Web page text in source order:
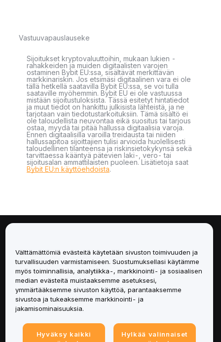
Vastuuvapauslauseke
Sijoitukset kryptovaluuttoihin, mukaan lukien -
rahakkeiden ja muiden digitaalisten varojen
ostaminen Bybit EU:ssa, sisältävät merkittävän
markkinariskin. Jos etsimäsi digitaalinen vara ei ole
tällä hetkellä saatavilla Bybit EU:ssa, se voi tulla
saataville myöhemmin. Bybit EU ei ole vastuussa
mistään sijoitustuloksista. Tässä esitetyt hintatiedot
ja muut tiedot on hankittu julkisista lähteistä, ja ne
tarjotaan vain tiedotustarkoituksiin. Tämä sisältö ei
ole taloudellista neuvontaa eikä suositus tai tarjous
ostaa, myydä tai pitää hallussa digitaalisia varoja.
Ennen digitaalisilla varoilla treidausta tai niiden
hallussapitoa sijoittajien tulisi arvioida huolellisesti
taloudellinen tilanteensa ja riskinsietokykynsä sekä
tarvittaessa kääntyä pätevien laki-, vero- tai
sijoitusalan ammattilaisten puoleen. Lisätietoja saat
Bybit EU:n käyttöehdoista.
Palvelut
Tuki
Tuotteet
Lakiasiat
Välttämättömiä evästeitä käytetään sivuston toimivuuden ja
turvallisuuden varmistamiseen. Suostumuksellasi käytämme
myös toiminnallisia, analytiikka-, markkinointi- ja sosiaalisen
median evästeitä muistaaksemme asetuksesi,
ymmärtääksemme sivuston käyttöä, parantaaksemme
sivustoa ja tukeaksemme markkinointi- ja
jakamisominaisuuksia.
Hyväksy kaikki
Hylkää valinnaiset